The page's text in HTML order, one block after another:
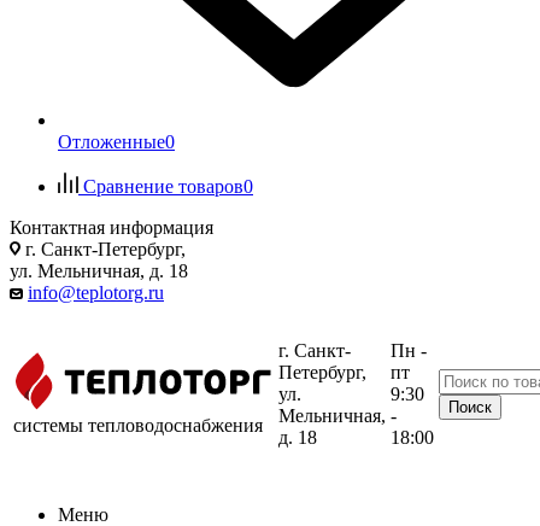
Отложенные0
Сравнение товаров0
Контактная информация
г. Санкт-Петербург,
ул. Мельничная, д. 18
info@teplotorg.ru
системы тепловодоснабжения
г. Санкт-
Петербург,
ул.
Мельничная,
д. 18
Пн -
пт
9:30
-
18:00
Меню